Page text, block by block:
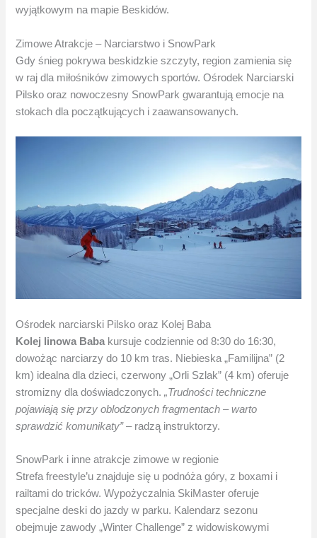
wyjątkowym na mapie Beskidów.
Zimowe Atrakcje – Narciarstwo i SnowPark
Gdy śnieg pokrywa beskidzkie szczyty, region zamienia się
w raj dla miłośników zimowych sportów. Ośrodek Narciarski
Pilsko oraz nowoczesny SnowPark gwarantują emocje na
stokach dla początkujących i zaawansowanych.
Ośrodek narciarski Pilsko oraz Kolej Baba
Kolej linowa Baba kursuje codziennie od 8:30 do 16:30,
dowożąc narciarzy do 10 km tras. Niebieska „Familijna” (2
km) idealna dla dzieci, czerwony „Orli Szlak” (4 km) oferuje
stromizny dla doświadczonych.„Trudności techniczne
pojawiają się przy oblodzonych fragmentach – warto
sprawdzić komunikaty”– radzą instruktorzy.
SnowPark i inne atrakcje zimowe w regionie
Strefa freestyle’u znajduje się u podnóża góry, z boxami i
railtami do tricków. Wypożyczalnia SkiMaster oferuje
specjalne deski do jazdy w parku. Kalendarz sezonu
obejmuje zawody „Winter Challenge” z widowiskowymi